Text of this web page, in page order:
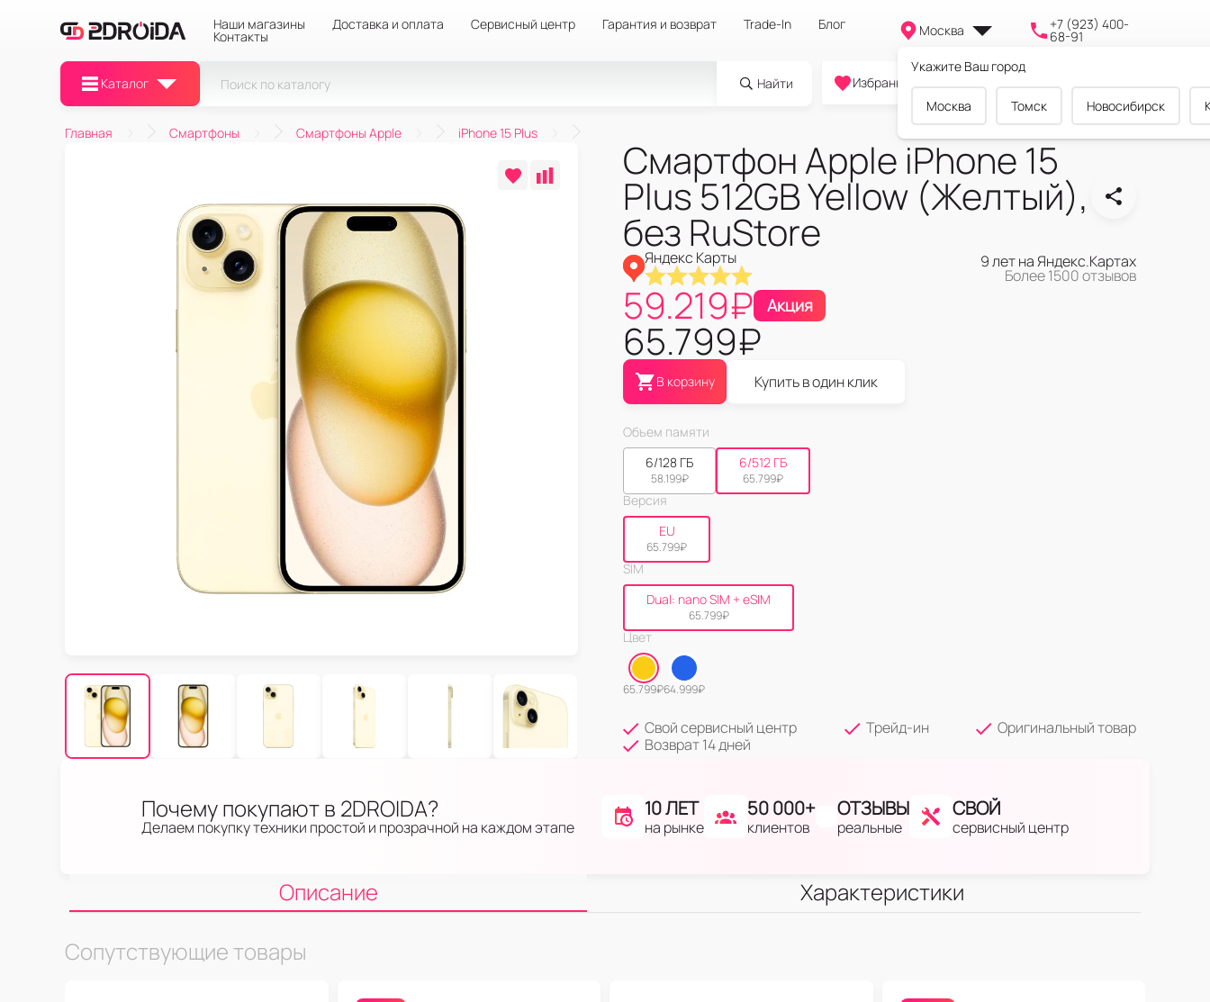
Наши магазины Доставка и оплата Сервисный центр Гарантия и возврат Trade-In Блог
Контакты Москва
Укажите Ваш город
Москва Томск Новосибирск
+7 (923) 400-
68-91
Каталог Найти
0
Избранное Cравнение Корзина
Главная Смартфоны Смартфоны Apple iPhone 15 Plus
Смартфон Apple iPhone 15
Plus 512GB Yellow (Желтый),
без RuStore
Яндекс Карты 9 лет на Яндекс.Картах
Более 1500 отзывов
59.219₽ Акция
65.799₽
В корзину Купить в один клик
Объем памяти
6/128 ГБ
58.199₽
6/512 ГБ
65.799₽
Версия
EU
65.799₽
SIM
Dual: nano SIM + eSIM
65.799₽
Цвет
65.799₽64.999₽
Свой сервисный центр Трейд-ин
Оригинальный товар
Возврат 14 дней
Почему покупают в 2DROIDA?
Делаем покупку техники простой и прозрачной на каждом этапе
10 ЛЕТ
на рынке
50 000+
клиентов
ОТЗЫВЫ
реальные
СВОЙ
сервисный центр
Описание
Характеристики
Сопутствующие товары